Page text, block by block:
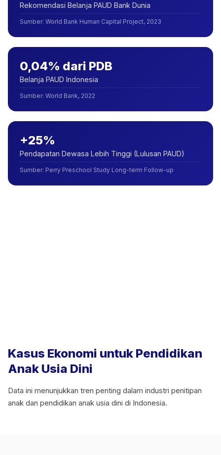
Rekomendasi Belanja PAUD Bank Dunia
Sumber: World Bank Human Capital Project, 2023
0,04% dari PDB
Belanja PAUD Indonesia
Sumber: World Bank, 2022
+25%
Pendapatan Dewasa Lebih Tinggi (Lulusan PAUD)
Sumber: Perry Preschool Study Long-term Follow-up
Kasus Ekonomi untuk Pendidikan
Anak Usia Dini
Data ini menunjukkan tren penting dalam industri penitipan
anak dan pendidikan anak usia dini di Indonesia.